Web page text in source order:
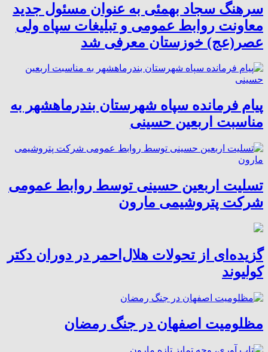
سرهنگ سجاد بهمئی به عنوان مسئول جدید
معاونت روابط عمومی و تبلیغات سپاه ولی
عصر(عج) خوزستان معرفی شد
پیام فرمانده سپاه شهرستان بندرماهشهر به
مناسبت اربعین حسینی
تسلیت اربعین حسینی توسط روابط عمومی
شرکت پتروشیمی مارون
گزیده‌ای از تحولات هلال‌احمر در دوران دکتر
کولیوند
مظلومیت اصفهان در جنگ رمضان